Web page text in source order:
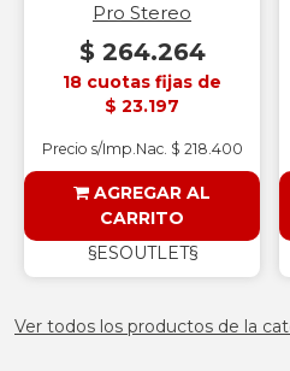
Pro Stereo
$ 264.264
18 cuotas fijas de
$ 23.197
Precio s/Imp.Nac. $ 218.400
AGREGAR AL
CARRITO
§ESOUTLET§
Ver todos los productos de la